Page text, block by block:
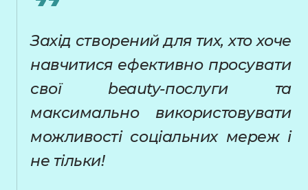
Захід створений для тих, хто хоче
навчитися ефективно просувати
свої beauty-послуги та
максимально використовувати
можливості соціальних мереж і
не тільки!